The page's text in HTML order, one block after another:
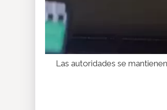
Las autoridades se